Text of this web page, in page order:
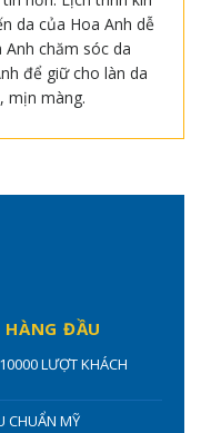
da của Hoa Anh dễ
chăm sóc da
để giữ cho làn da
mịn màng.
ĐẦU
LƯỢT KHÁCH
CHUẨN MỸ